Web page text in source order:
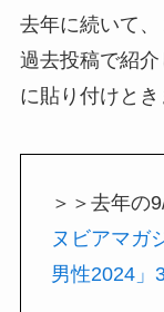
去年に続いて
過去投稿で紹
に貼り付けと
＞＞去年の
ヌビアマガ
男性2024」